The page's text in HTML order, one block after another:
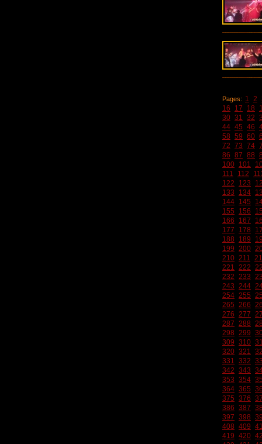
Pages: 1 2
16
17 18
30 31 32
44 45 46
58 59 60
72 73 74
86 87 88
100 101
111
112
122
123
133
134
144 145
155
156
166
167
177
178
188
189
199 200
210 211
221 222
232 233
243 244
254 255
265 266
276 277
287 288
298 299
309 310
320 321
331 332
342 343
353 354
364 365
375 376
386 387
397 398
408 409
419 420